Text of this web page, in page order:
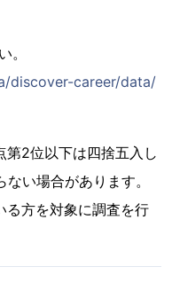
。
discover-career/data/
2位以下は四捨五入し
い場合があります。
る方を対象に調査を行